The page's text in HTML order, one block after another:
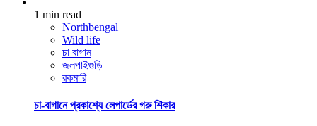
1 min read
Northbengal
Wild life
চা বাগান
জলপাইগুড়ি
রকমারি
চা-বাগানে প্রকাশ্যে লেপার্ডের গরু শিকার